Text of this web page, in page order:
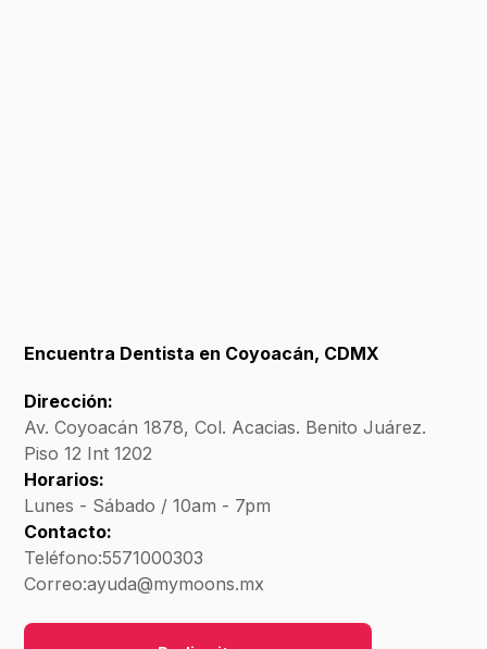
Encuentra Dentista en Coyoacán, CDMX
Dirección:
Av. Coyoacán 1878, Col. Acacias. Benito Juárez.
Piso 12 Int 1202
Horarios:
Lunes - Sábado / 10am - 7pm
Contacto:
Teléfono:5571000303
Correo:ayuda@mymoons.mx